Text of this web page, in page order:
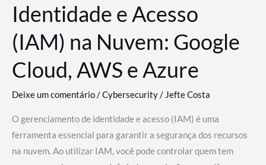
Identidade e Acesso
(IAM) na Nuvem: Google
Cloud, AWS e Azure
Deixe um comentário/Cybersecurity/ Jefte Costa
O gerenciamento de identidade e acesso (IAM) é uma
ferramenta essencial para garantir a segurança dos recursos
na nuvem. Ao utilizar IAM, você pode controlar quem tem